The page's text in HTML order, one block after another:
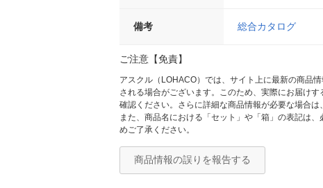
備考 総合カタログ
ご注意【免責】
アスクル（LOHACO）では、サイト上に最新の商品
される場合がございます。このため、実際にお届け
確認ください。さらに詳細な商品情報が必要な場合は
また、商品名における「セット」や「箱」の表記は
めご了承ください。
商品情報の誤りを報告する